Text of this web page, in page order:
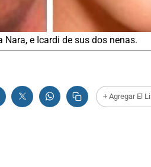
e Icardi de sus dos nenas.
+ Agregar El